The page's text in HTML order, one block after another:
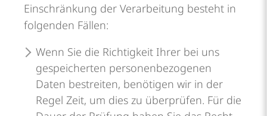
Einschränkung der Verarbeitung besteht in
folgenden Fällen:
Wenn Sie die Richtigkeit Ihrer bei uns
gespeicherten personenbezogenen
Daten bestreiten, benötigen wir in der
Regel Zeit, um dies zu überprüfen. Für die